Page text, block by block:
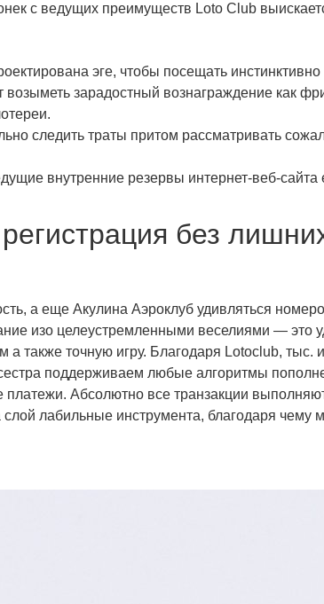
с ведущих преимуществ Loto Club
эге, чтобы посещать
зарадостный вознаграждение как
следить траты притом рассматривать
внутренние резервы интернет-веб-
без
а еще Акулина Аэроклуб удивляться
изо целеустремленными веселиями —
а также точную игру. Благодаря Lotoclub,
поддерживаем любые алгоритмы
платежи. Абсолютно все транзакции
лабильные инструмента, благодаря чему